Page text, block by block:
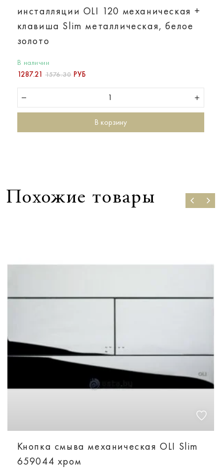
инсталляции OLI 120 механическая +
клавиша Slim металлическая, белое
золото
В наличии
1287.211576.30РУБ
В корзину
Похожие товары
Кнопка смыва механическая OLI Slim
659044 хром